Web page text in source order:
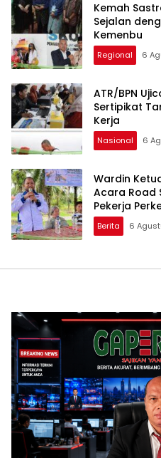
Kemah
Sejalan
Kemenbu
Regional 6
ATR/BPN
Sertipikat
Kerja
Nasional 6
Wardin
Acara Road
Pekerja
Berita 6